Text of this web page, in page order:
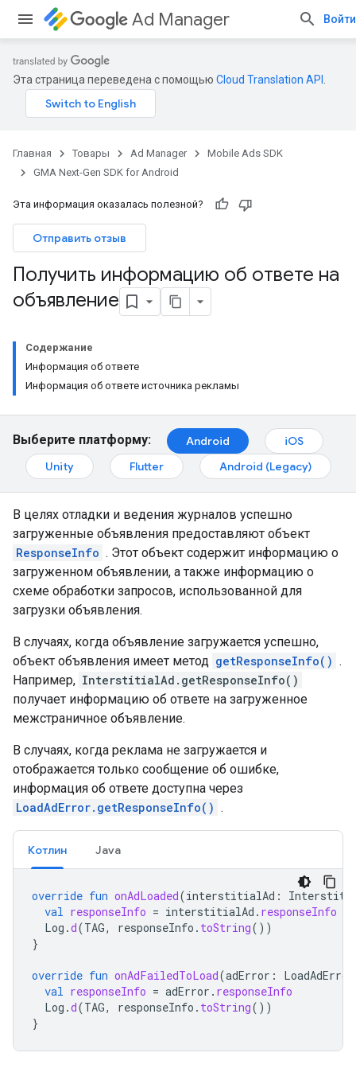
Ad Manager Войти
Эта страница переведена с помощью Cloud Translation API
Главная Товары Ad Manager
Mobile Ads SDK
GMA Next-Gen SDK for Android
Эта информация оказалась полезной?
Отправить отзыв
Получить информацию об ответе на
объявление
Содержание
Информация об ответе
Информация об ответе источника рекламы
Выберите платформу: Android
iOS
Unity
Flutter Android (Legacy)
В целях отладки и ведения журналов успешно
загруженные объявления предоставляют объект
ResponseInfo . Этот объект содержит информацию о
загруженном объявлении, а также информацию о
схеме обработки запросов, использованной для
загрузки объявления.
В случаях, когда объявление загружается успешно,
объект объявления имеет метод getResponseInfo() .
Например, InterstitialAd.getResponseInfo()
получает информацию об ответе на загруженное
межстраничное объявление.
В случаях, когда реклама не загружается и
отображается только сообщение об ошибке,
информация об ответе доступна через
LoadAdError.getResponseInfo() .
Котлин Java
override fun onAdLoaded(interstitialAd :
val responseInfo = interstitialAd . responseInfo
Log .d(TAG, responseInfo . toString())
}
override fun onAdFailedToLoad(adError : LoadAdError
val responseInfo = adError . responseInfo
Log .d(TAG, responseInfo . toString())
}